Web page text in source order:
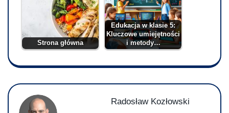
Strona główna
Edukacja w klasie 5:
Kluczowe umiejętności
i metody…
Radosław Kozłowski